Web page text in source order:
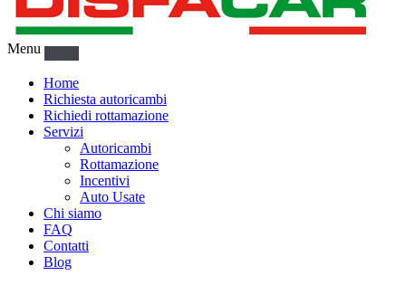
Menu
Home
Richiesta autoricambi
Richiedi rottamazione
Servizi
Autoricambi
Rottamazione
Incentivi
Auto Usate
Chi siamo
FAQ
Contatti
Blog